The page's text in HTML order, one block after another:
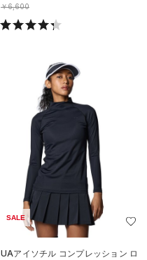
￥6,600
SALE
UAアイソチル コンプレッション ロ